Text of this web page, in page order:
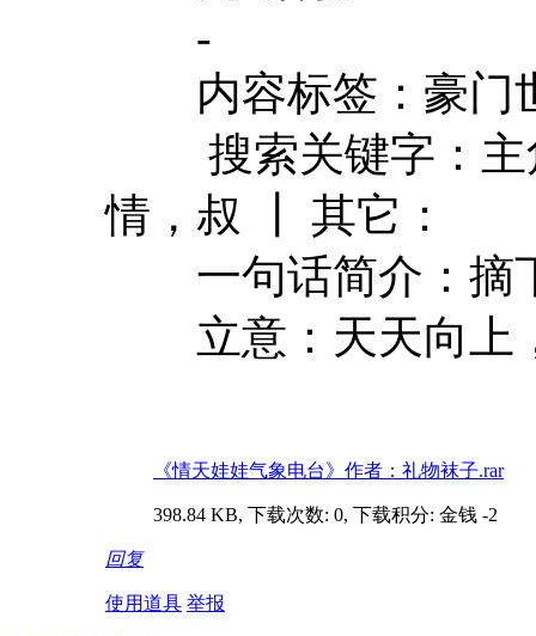
-
内容标签：豪门
搜索关键字：主
情，叔 ┃ 其它：
一句话简介：摘
立意：天天向上
《情天娃娃气象电台》作者：礼物袜子.rar
398.84 KB, 下载次数: 0, 下载积分: 金钱 -2
回复
使用道具 举报